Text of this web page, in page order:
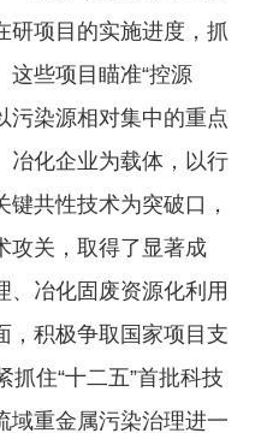
研项目的实施进度，抓
这些项目瞄准“控源
污染源相对集中的重点
冶化企业为载体，以行
共性技术为突破口，
攻关，取得了显著成
、冶化固废资源化利用
，积极争取国家项目支
住“十二五”首批科技
域重金属污染治理进一